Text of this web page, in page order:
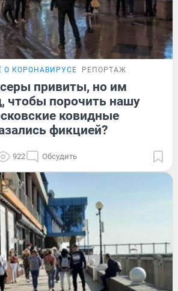
О КОРОНАВИРУСЕ РЕПОРТАЖ
привиты, но им
чтобы порочить нашу
ковидные
фикцией?
922 Обсудить